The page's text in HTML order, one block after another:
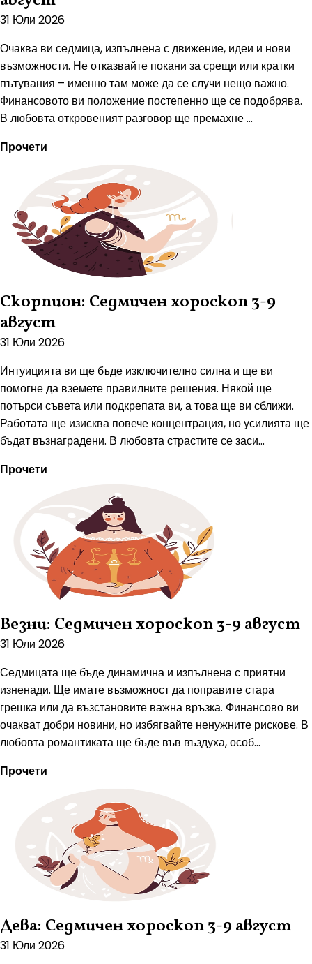
31 Юли 2026
Очаква ви седмица, изпълнена с движение, идеи и нови
възможности. Не отказвайте покани за срещи или кратки
пътувания – именно там може да се случи нещо важно.
Финансовото ви положение постепенно ще се подобрява.
В любовта откровеният разговор ще премахне ...
Прочети
Скорпион: Седмичен хороскоп 3-9
август
31 Юли 2026
Интуицията ви ще бъде изключително силна и ще ви
помогне да вземете правилните решения. Някой ще
потърси съвета или подкрепата ви, а това ще ви сближи.
Работата ще изисква повече концентрация, но усилията ще
бъдат възнаградени. В любовта страстите се заси...
Прочети
Везни: Седмичен хороскоп 3-9 август
31 Юли 2026
Седмицата ще бъде динамична и изпълнена с приятни
изненади. Ще имате възможност да поправите стара
грешка или да възстановите важна връзка. Финансово ви
очакват добри новини, но избягвайте ненужните рискове. В
любовта романтиката ще бъде във въздуха, особ...
Прочети
Дева: Седмичен хороскоп 3-9 август
31 Юли 2026